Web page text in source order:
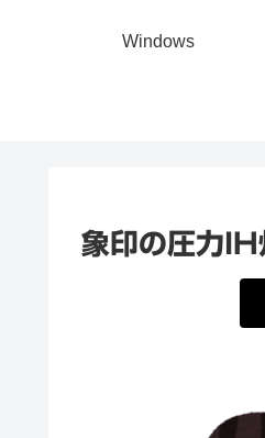
Windows
象印の圧力